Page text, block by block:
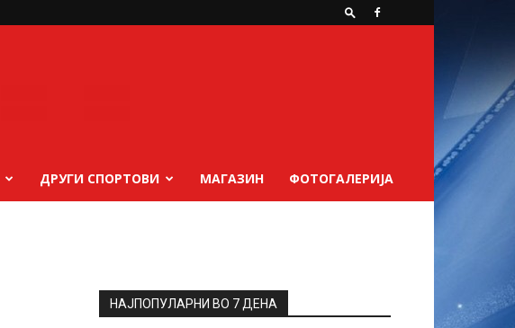
ДРУГИ СПОРТОВИ МАГАЗИН ФОТОГАЛЕРИЈА
НАЈПОПУЛАРНИ ВО 7 ДЕНА